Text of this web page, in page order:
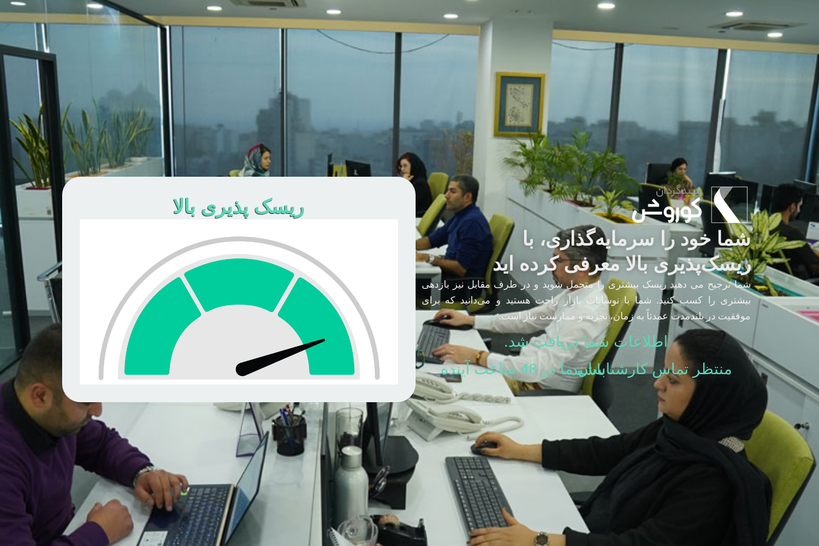
شما خود را سرمایه‌گذاری، با
ریسک‌پذیری بالا معرفی کرده اید
شما ترجیح می دهید ریسک بیشتری را متحمل شوید و در طرف مقابل نیز بازدهی
بیشتری را کسب کنید. شما با نوسانات بازار راحت هستید و می‌دانید که برای
موفقیت در بلندمدت عمدتاً به زمان، تجربه و ممارست نیاز است.
اطلاعات شما دریافت شد.
منتظر تماس کارشناسان ما در 48 ساعت آینده باشید.
ریسک پذیری بالا